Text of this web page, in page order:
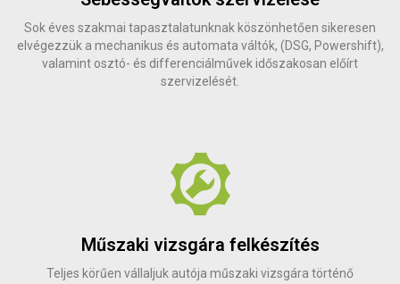
Sok éves szakmai tapasztalatunknak köszönhetően sikeresen
elvégezzük a mechanikus és automata váltók, (DSG, Powershift),
valamint osztó- és differenciálművek időszakosan előírt
szervizelését.
Műszaki vizsgára felkészítés
Teljes körűen vállaljuk autója műszaki vizsgára történő